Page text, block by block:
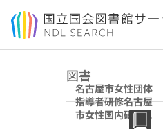
本文へ移動
図書
名古屋市女性団体
指導者研修名古屋
市女性国内研修記